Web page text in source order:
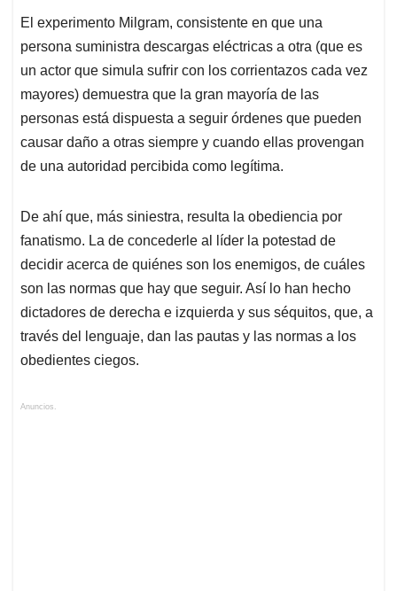
El experimento Milgram, consistente en que una
persona suministra descargas eléctricas a otra (que es
un actor que simula sufrir con los corrientazos cada vez
mayores) demuestra que la gran mayoría de las
personas está dispuesta a seguir órdenes que pueden
causar daño a otras siempre y cuando ellas provengan
de una autoridad percibida como legítima.
De ahí que, más siniestra, resulta la obediencia por
fanatismo. La de concederle al líder la potestad de
decidir acerca de quiénes son los enemigos, de cuáles
son las normas que hay que seguir. Así lo han hecho
dictadores de derecha e izquierda y sus séquitos, que, a
través del lenguaje, dan las pautas y las normas a los
obedientes ciegos.
Anuncios.